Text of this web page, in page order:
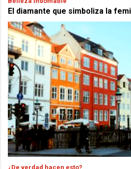
El diamante que simboliza la
¿De verdad hacen esto?